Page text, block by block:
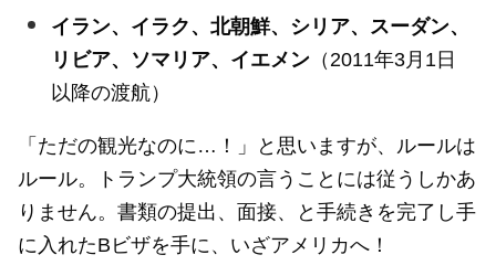
イラン、イラク、北朝鮮、シリア、スーダン、
リビア、ソマリア、イエメン（2011年3月1日
以降の渡航）
「ただの観光なのに…！」と思いますが、ルールは
ルール。トランプ大統領の言うことには従うしかあ
りません。書類の提出、面接、と手続きを完了し手
に入れたBビザを手に、いざアメリカへ！